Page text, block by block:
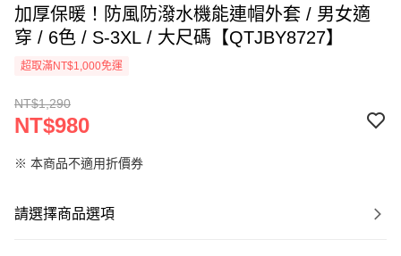
加厚保暖！防風防潑水機能連帽外套 / 男女適
穿 / 6色 / S-3XL / 大尺碼【QTJBY8727】
超取滿NT$1,000免運
NT$1,290
NT$980
※ 本商品不適用折價券
請選擇商品選項